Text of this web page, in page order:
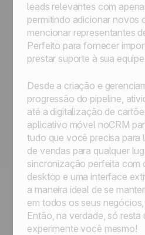
leads relevantes com
permitindo adicionar novos
mencionar representantes
Perfeito para fornecer
prestar suporte à sua
Desde a criação e
progressão do pipeline,
até a digitalização de
aplicativo móvel noCRM
tudo que você precisa para
de vendas para qualquer
sincronização perfeita com
desktop e uma interface
a maneira ideal de se
em todos os seus
Então, na verdade, só resta
experimente você mesmo!